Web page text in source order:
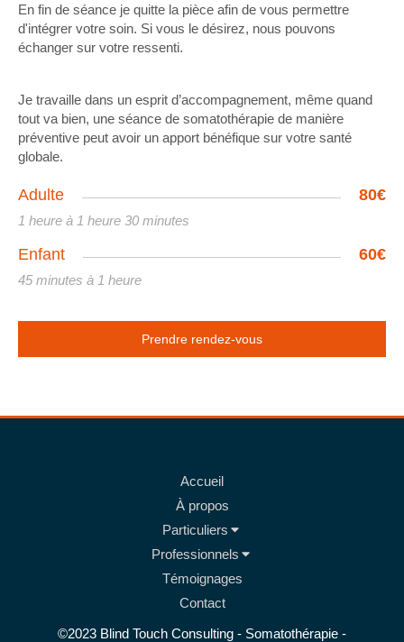
En fin de séance je quitte la pièce afin de vous permettre
d'intégrer votre soin. Si vous le désirez, nous pouvons
échanger sur votre ressenti.
Je travaille dans un esprit d’accompagnement, même quand
tout va bien, une séance de somatothérapie de manière
préventive peut avoir un apport bénéfique sur votre santé
globale.
80€
Adulte
1 heure à 1 heure 30 minutes
60€
Enfant
45 minutes à 1 heure
Prendre rendez-vous
Accueil
À propos
Particuliers
Professionnels
Témoignages
Contact
©2023 Blind Touch Consulting - Somatothérapie -